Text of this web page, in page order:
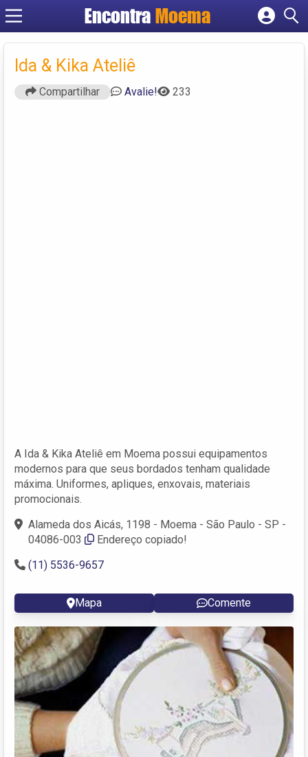
Encontra Moema
Ida & Kika Ateliê
Compartilhar Avalie! 233
A Ida & Kika Ateliê em Moema possui equipamentos
modernos para que seus bordados tenham qualidade
máxima. Uniformes, apliques, enxovais, materiais
promocionais.
Alameda dos Aicás, 1198 - Moema - São Paulo - SP -
04086-003
Endereço copiado!
(11) 5536-9657
Mapa Comente